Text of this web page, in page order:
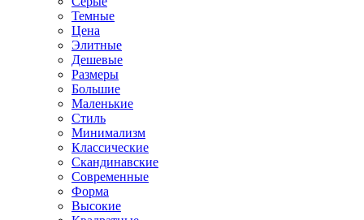
Темные
Цена
Элитные
Дешевые
Размеры
Большие
Маленькие
Стиль
Минимализм
Классические
Скандинавские
Современные
Форма
Высокие